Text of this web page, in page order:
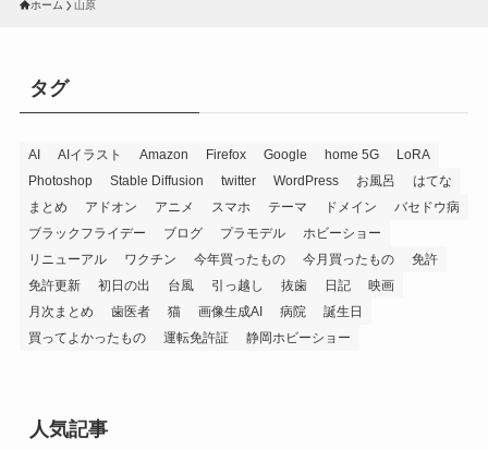
ホーム 山原
タグ
AI AIイラスト Amazon Firefox Google home 5G
LoRA
Photoshop
Stable Diffusion twitter WordPress お風呂
はてな
まとめ
アドオン アニメ スマホ テーマ ドメイン
バセドウ病
ブラックフライデー
ブログ プラモデル
ホビーショー
リニューアル
ワクチン 今年買ったもの 今月買ったもの
免許
免許更新
初日の出 台風 引っ越し 抜歯 日記
映画
月次まとめ
歯医者 猫 画像生成AI 病院
誕生日
買ってよかったもの
運転免許証 静岡ホビーショー
人気記事